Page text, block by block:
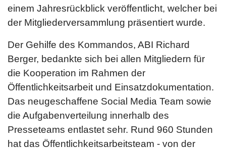
einem Jahresrückblick veröffentlicht, welcher bei
der Mitgliederversammlung präsentiert wurde.
Der Gehilfe des Kommandos, ABI Richard
Berger, bedankte sich bei allen Mitgliedern für
die Kooperation im Rahmen der
Öffentlichkeitsarbeit und Einsatzdokumentation.
Das neugeschaffene Social Media Team sowie
die Aufgabenverteilung innerhalb des
Presseteams entlastet sehr. Rund 960 Stunden
hat das Öffentlichkeitsarbeitsteam - von der